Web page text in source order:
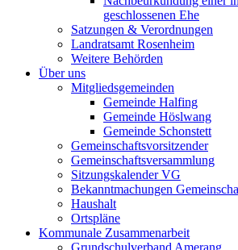
geschlossenen Ehe
Satzungen & Verordnungen
Landratsamt Rosenheim
Weitere Behörden
Über uns
Mitgliedsgemeinden
Gemeinde Halfing
Gemeinde Höslwang
Gemeinde Schonstett
Gemeinschaftsvorsitzender
Gemeinschaftsversammlung
Sitzungskalender VG
Bekanntmachungen
Haushalt
Ortspläne
Kommunale Zusammenarbeit
Grundschulverband Amerang